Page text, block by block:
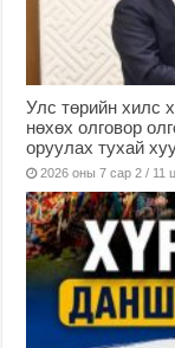
Улс төрийн хилс
нөхөх олговор
оруулах тухай
2026 оны 7 сар 2 / 11